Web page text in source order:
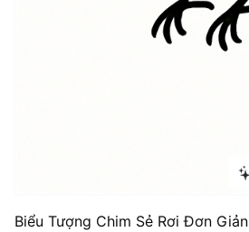
Biểu Tượng Chim Sẻ Rơi Đơn Giản